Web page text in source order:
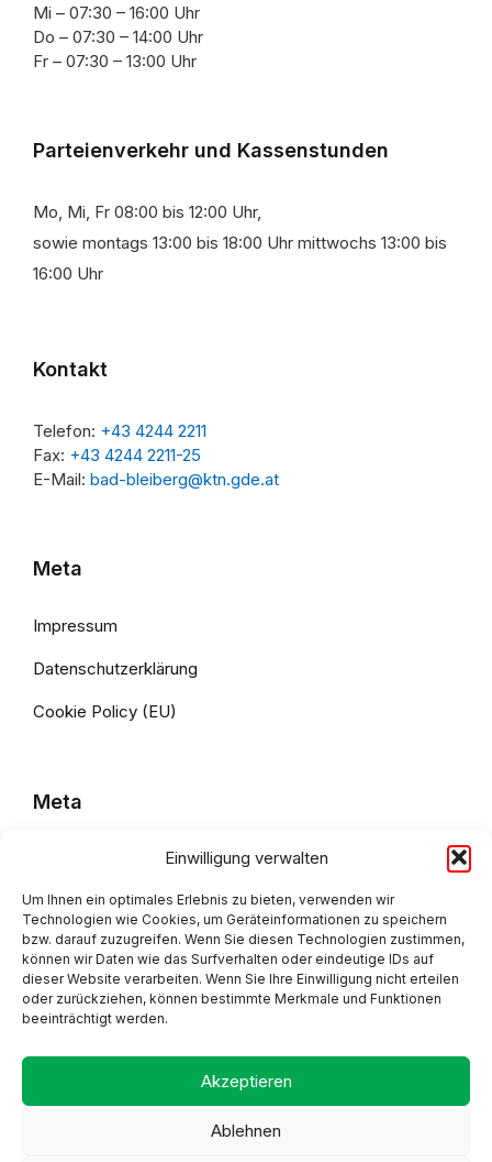
Einwilligung verwalten
Um Ihnen ein optimales Erlebnis zu bieten, verwenden wir
Technologien wie Cookies, um Geräteinformationen zu speichern
bzw. darauf zuzugreifen. Wenn Sie diesen Technologien zustimmen,
können wir Daten wie das Surfverhalten oder eindeutige IDs auf
dieser Website verarbeiten. Wenn Sie Ihre Einwilligung nicht erteilen
oder zurückziehen, können bestimmte Merkmale und Funktionen
beeinträchtigt werden.
Akzeptieren
Ablehnen
Mi – 07:30 – 16:00 Uhr
Do – 07:30 – 14:00 Uhr
Fr – 07:30 – 13:00 Uhr
Parteienverkehr und Kassenstunden
Mo, Mi, Fr 08:00 bis 12:00 Uhr,
sowie montags 13:00 bis 18:00 Uhr mittwochs 13:00 bis
16:00 Uhr
Kontakt
Telefon: +43 4244 2211
Fax: +43 4244 2211-25
E-Mail: bad-bleiberg@ktn.gde.at
Meta
Impressum
Datenschutzerklärung
Cookie Policy (EU)
Meta
Datenschutzerklärung
Cookie Policy (EU)
Adresse